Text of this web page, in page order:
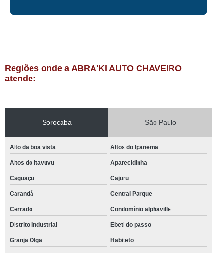
Regiões onde a ABRA'KI AUTO CHAVEIRO
atende:
Sorocaba São Paulo
Alto da boa vista Altos do Ipanema
Altos do Itavuvu Aparecidinha
Caguaçu Cajuru
Carandá Central Parque
Cerrado Condomínio alphaville
Distrito Industrial Ebeti do passo
Granja Olga Habiteto